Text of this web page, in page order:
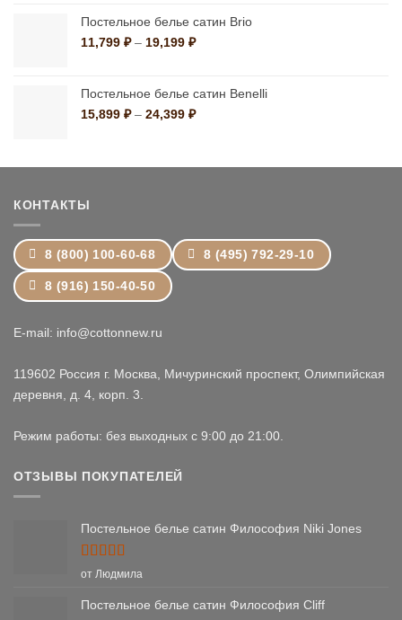
–
19,199 ₽
Постельное белье сатин Brio
11,799 ₽ – 19,199 ₽Диапазон
–
19,199 ₽
Постельное белье сатин Benelli
15,899 ₽ – 24,399 ₽Диапазон
–
КОНТАКТЫ
8 (800) 100-60-68 8 (495) 792-29-10
8 (916) 150-40-50
E-mail: info@cottonnew.ru
119602 Россия г. Москва, Мичуринский проспект, Олимпийская
деревня, д. 4, корп. 3.
Режим работы: без выходных с 9:00 до 21:00.
ОТЗЫВЫ ПОКУПАТЕЛЕЙ
Постельное белье сатин Философия Niki Jones
Оценка5
от Людмила
Постельное белье сатин Философия Cliff